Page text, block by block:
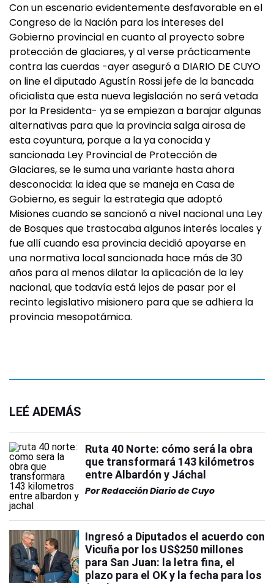
Con un escenario evidentemente desfavorable en el
Congreso de la Nación para los intereses del
Gobierno provincial en cuanto al proyecto sobre
protección de glaciares, y al verse prácticamente
contra las cuerdas -ayer aseguró a DIARIO DE CUYO
on line el diputado Agustín Rossi jefe de la bancada
oficialista que esta nueva legislación no será vetada
por la Presidenta- ya se empiezan a barajar algunas
alternativas para que la provincia salga airosa de
esta coyuntura, porque a la ya conocida y
sancionada Ley Provincial de Protección de
Glaciares, se le suma una variante hasta ahora
desconocida: la idea que se maneja en Casa de
Gobierno, es seguir la estrategia que adoptó
Misiones cuando se sancionó a nivel nacional una Ley
de Bosques que trastocaba algunos interés locales y
fue allí cuando esa provincia decidió apoyarse en
una normativa local sancionada hace más de 30
años para al menos dilatar la aplicación de la ley
nacional, que todavía está lejos de pasar por el
recinto legislativo misionero para que se adhiera la
provincia mesopotámica.
LEÉ ADEMÁS
Ruta 40 Norte: cómo será la obra
que transformará 143 kilómetros
entre Albardón y Jáchal
PorRedacción Diario de Cuyo
Ingresó a Diputados el acuerdo con
Vicuña por los US$250 millones
para San Juan: la letra fina, el
plazo para el OK y la fecha para los